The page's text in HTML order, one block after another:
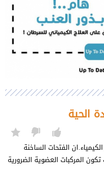
الحية
الفتحات الساخنة
المركبات العضوية الضرورية